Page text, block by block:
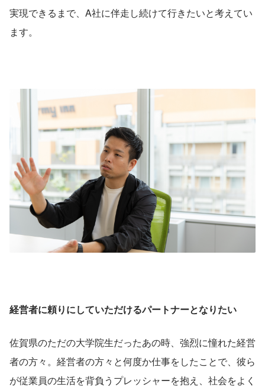
実現できるまで、A社に伴走し続けて行きたいと考えてい
ます。
経営者に頼りにしていただけるパートナーとなりたい
佐賀県のただの大学院生だったあの時、強烈に憧れた経営
者の方々。経営者の方々と何度か仕事をしたことで、彼ら
が従業員の生活を背負うプレッシャーを抱え、社会をよく